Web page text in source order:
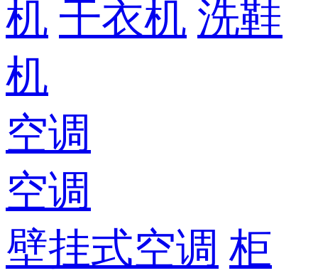
机 干衣机 洗鞋
机
空调
空调
壁挂式空调 柜